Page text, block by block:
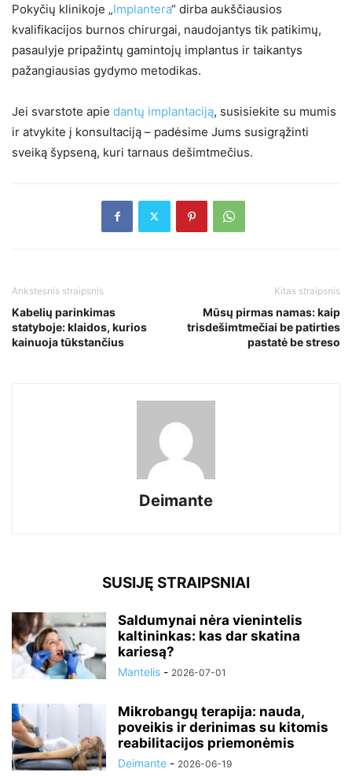
Pokyčių klinikoje „Implantera“ dirba aukščiausios
kvalifikacijos burnos chirurgai, naudojantys tik patikimų,
pasaulyje pripažintų gamintojų implantus ir taikantys
pažangiausias gydymo metodikas.
Jei svarstote apie dantų implantaciją, susisiekite su mumis
ir atvykite į konsultaciją – padėsime Jums susigrąžinti
sveiką šypseną, kuri tarnaus dešimtmečius.
Ankstesnis straipsnis
Kabelių parinkimas
statyboje: klaidos, kurios
kainuoja tūkstančius
Kitas straipsnis
Mūsų pirmas namas: kaip
trisdešimtmečiai be patirties
pastatė be streso
Deimante
SUSIJĘ STRAIPSNIAI
Saldumynai nėra vienintelis
kaltininkas: kas dar skatina
kariesą?
Mantelis - 2026-07-01
Mikrobangų terapija: nauda,
poveikis ir derinimas su kitomis
reabilitacijos priemonėmis
Deimante - 2026-06-19